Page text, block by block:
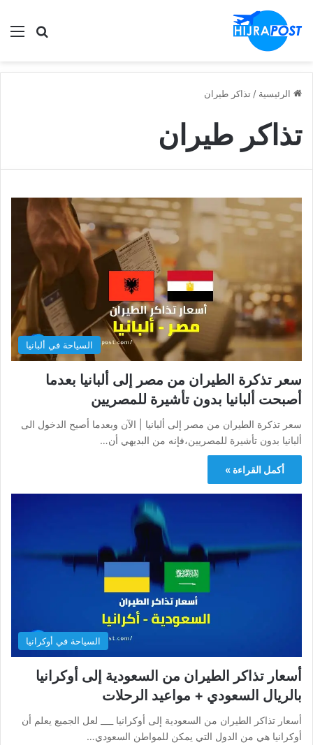
ابحث
الرئيسية / تذاكر طيران
تذاكر طيران
السياحة في ألبانيا
سعر تذكرة الطيران من مصر إلى ألبانيا بعدما
أصبحت ألبانيا بدون تأشيرة للمصريين
سعر تذكرة الطيران من مصر إلى ألبانيا | الآن وبعدما أصبح الدخول الى
ألبانيا بدون تأشيرة للمصريين،فإنه من البديهي أن…
أكمل القراءة »
السياحة في أوكرانيا
أسعار تذاكر الطيران من السعودية إلى أوكرانيا
بالريال السعودي + مواعيد الرحلات
أسعار تذاكر الطيران من السعودية إلى أوكرانيا ___ لعل الجميع يعلم أن
أوكرانيا هي من الدول التي يمكن للمواطن السعودي…